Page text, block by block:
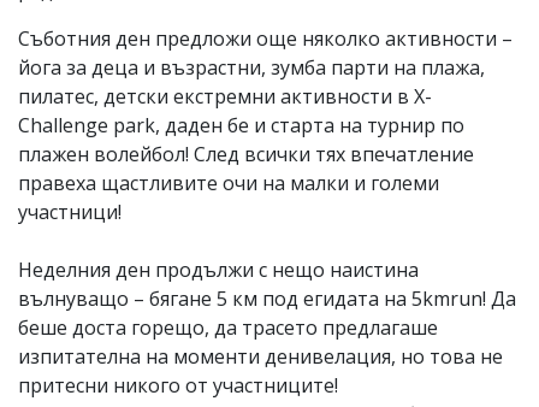
Съботния ден предложи още няколко активности –
йога за деца и възрастни, зумба парти на плажа,
пилатес, детски екстремни активности в X-
Challenge park, даден бе и старта на турнир по
плажен волейбол! След всички тях впечатление
правеха щастливите очи на малки и големи
участници!
Неделния ден продължи с нещо наистина
вълнуващо – бягане 5 км под егидата на 5kmrun! Да
беше доста горещо, да трасето предлагаше
изпитателна на моменти денивелация, но това не
притесни никого от участниците!